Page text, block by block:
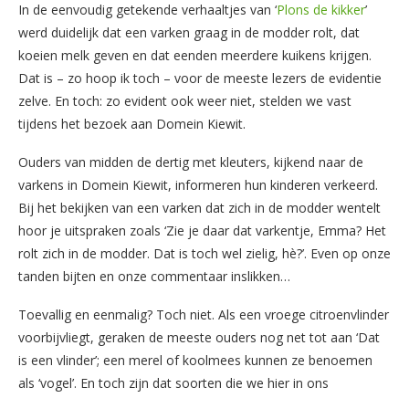
In de eenvoudig getekende verhaaltjes van ‘Plons de kikker’
werd duidelijk dat een varken graag in de modder rolt, dat
koeien melk geven en dat eenden meerdere kuikens krijgen.
Dat is – zo hoop ik toch – voor de meeste lezers de evidentie
zelve. En toch: zo evident ook weer niet, stelden we vast
tijdens het bezoek aan Domein Kiewit.
Ouders van midden de dertig met kleuters, kijkend naar de
varkens in Domein Kiewit, informeren hun kinderen verkeerd.
Bij het bekijken van een varken dat zich in de modder wentelt
hoor je uitspraken zoals ‘Zie je daar dat varkentje, Emma? Het
rolt zich in de modder. Dat is toch wel zielig, hè?’. Even op onze
tanden bijten en onze commentaar inslikken…
Toevallig en eenmalig? Toch niet. Als een vroege citroenvlinder
voorbijvliegt, geraken de meeste ouders nog net tot aan ‘Dat
is een vlinder’; een merel of koolmees kunnen ze benoemen
als ‘vogel’. En toch zijn dat soorten die we hier in ons